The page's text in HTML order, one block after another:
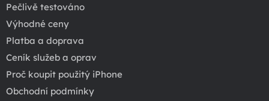
Pečlivě testováno
Výhodné ceny
Platba a doprava
Ceník služeb a oprav
Proč koupit použitý iPhone
Obchodní podmínky